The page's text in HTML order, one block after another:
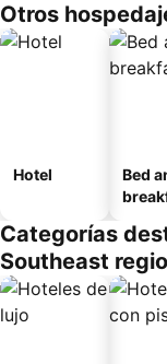
Otros
Hotel
Bed
Categorías
Southeast